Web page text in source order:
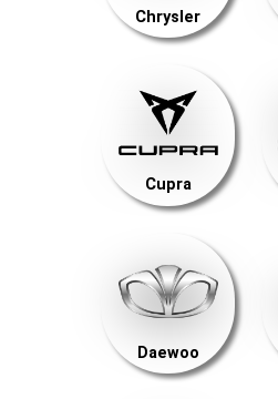
Chrysler
Cupra
Daewoo